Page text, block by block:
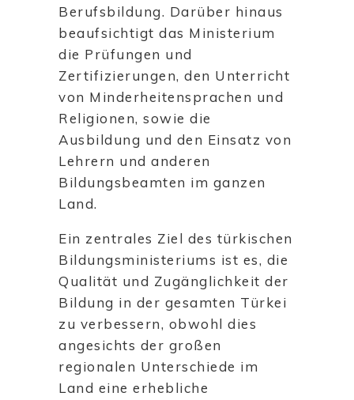
Berufsbildung. Darüber hinaus
beaufsichtigt das Ministerium
die Prüfungen und
Zertifizierungen, den Unterricht
von Minderheitensprachen und
Religionen, sowie die
Ausbildung und den Einsatz von
Lehrern und anderen
Bildungsbeamten im ganzen
Land.
Ein zentrales Ziel des türkischen
Bildungsministeriums ist es, die
Qualität und Zugänglichkeit der
Bildung in der gesamten Türkei
zu verbessern, obwohl dies
angesichts der großen
regionalen Unterschiede im
Land eine erhebliche